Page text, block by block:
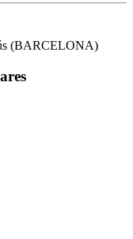
(BARCELONA)